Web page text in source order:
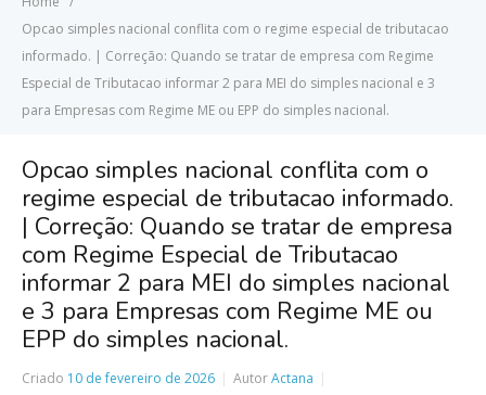
Opcao simples nacional conflita com o regime especial de tributacao
informado. | Correção: Quando se tratar de empresa com Regime
Especial de Tributacao informar 2 para MEI do simples nacional e 3
para Empresas com Regime ME ou EPP do simples nacional.
Opcao simples nacional conflita com o
regime especial de tributacao informado.
| Correção: Quando se tratar de empresa
com Regime Especial de Tributacao
informar 2 para MEI do simples nacional
e 3 para Empresas com Regime ME ou
EPP do simples nacional.
Criado 10 de fevereiro de 2026 AutorActana